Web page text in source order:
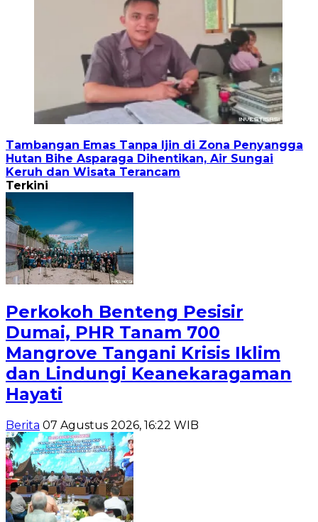
Tambangan Emas Tanpa Ijin di Zona Penyangga
Hutan Bihe Asparaga Dihentikan, Air Sungai
Keruh dan Wisata Terancam
Terkini
Perkokoh Benteng Pesisir
Dumai, PHR Tanam 700
Mangrove Tangani Krisis Iklim
dan Lindungi Keanekaragaman
Hayati
Berita 07 Agustus 2026, 16:22 WIB